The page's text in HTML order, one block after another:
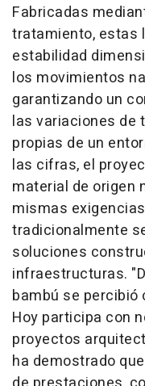
Fabricadas
tratamiento, estas
estabilidad
los movimientos
garantizando un
las variaciones de
propias de un
las cifras, el
material de origen
mismas
tradicionalmente
soluciones
infraestructuras.
bambú se
Hoy participa con
proyectos
ha demostrado